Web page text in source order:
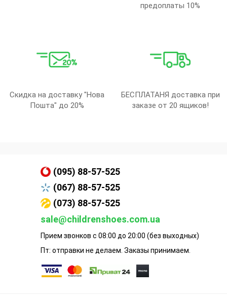
предоплаты 10%
Скидка на доставку "Нова
Пошта" до 20%
БЕСПЛАТАНЯ доставка при
заказе от 20 ящиков!
(095) 88-57-525
(067) 88-57-525
(073) 88-57-525
sale@childrenshoes.com.ua
Прием звонков с 08:00 до 20:00 (без выходных)
Пт: отправки не делаем. Заказы принимаем.